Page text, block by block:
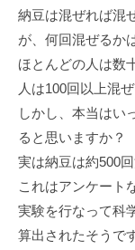
納豆は混ぜれば混
が、何回混ぜるか
ほとんどの人は数
人は100回以上混
しかし、本当はい
ると思いますか？
実は納豆は約500
これはアンケート
実験を行なって科
算出されたそうで